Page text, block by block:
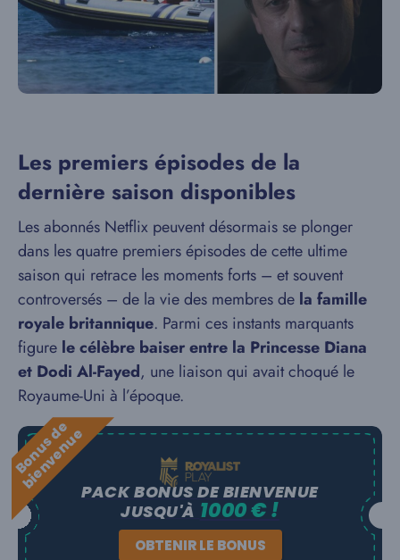
Les premiers épisodes de la
dernière saison disponibles
Les abonnés Netflix peuvent désormais se plonger
dans les quatre premiers épisodes de cette ultime
saison qui retrace les moments forts – et souvent
controversés – de la vie des membres de la famille
royale britannique. Parmi ces instants marquants
figure le célèbre baiser entre la Princesse Diana
et Dodi Al-Fayed, une liaison qui avait choqué le
Royaume-Uni à l’époque.
B
o
n
u
s
d
e
b
i
e
n
v
e
n
u
ePACK BONUS DE BIENVENUE
JUSQU'À 1000 € !
OBTENIR LE BONUS